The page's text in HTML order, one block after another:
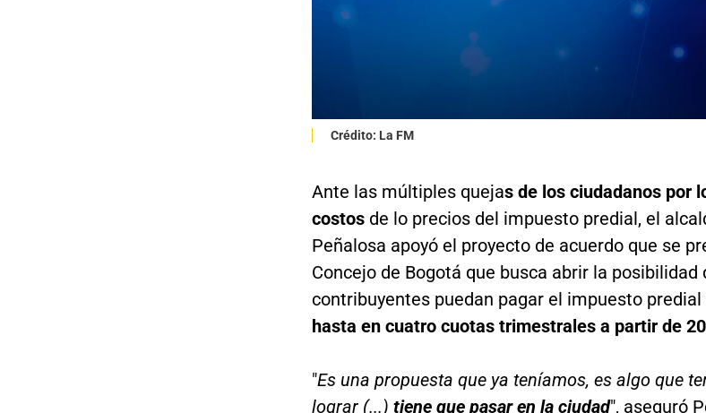
Crédito: La FM
Ante las múltiples quejas de los ciudadanos por
costos de lo precios del impuesto predial, el
Peñalosa apoyó el proyecto de acuerdo que se
Concejo de Bogotá que busca abrir la posibilidad
contribuyentes puedan pagar el impuesto
hasta en cuatro cuotas trimestrales a partir de
"Es una propuesta que ya teníamos, es algo que
lograr (...) tiene que pasar en la ciudad", aseguró